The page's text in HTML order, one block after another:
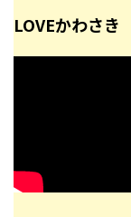
LOVEかわさき